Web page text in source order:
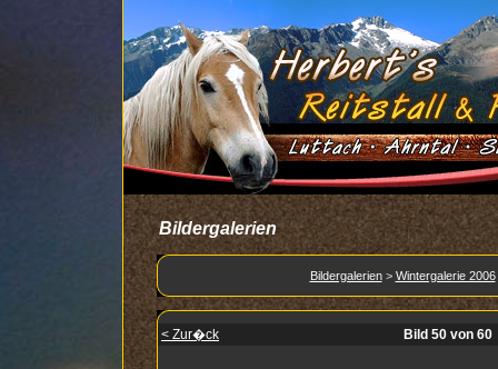
Bildergalerien
Bildergalerien> Wintergalerie 2006
< Zur�ck Bild 50 von 60